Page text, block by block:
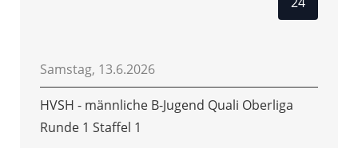
Samstag, 13.6.2026
HVSH - männliche B-Jugend Quali Oberliga
Runde 1 Staffel 1